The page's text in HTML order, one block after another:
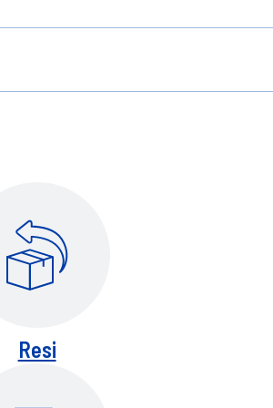
(Reg. CE 648/2004)
tensioattivi non ionici
o l'etichetta del prodotto.
Resi